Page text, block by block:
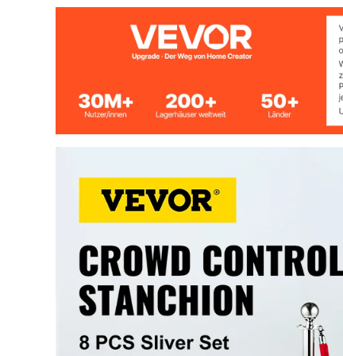
Material der Stange Rostfreier
Eisen mit
Material des Seils Flanell
(ca.) 90
Rohrdurchmesser
Durchmesser der Basis 32 cm (12,6
Seillänge
Wandstärke der Stange 0,03 Fuß /